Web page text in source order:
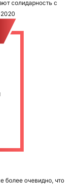
солидарность с
более очевидно, что